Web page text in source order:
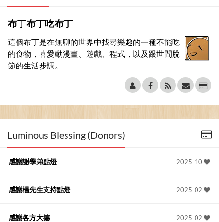
布丁布丁吃布丁
這個布丁是在無聊的世界中找尋樂趣的一種不能吃
的食物，喜愛動漫畫、遊戲、程式，以及跟世間脫
節的生活步調。
Luminous Blessing (Donors)
2025-10
感謝謝學弟點燈
2025-02
感謝楊先生支持點燈
2025-02
感謝各方大德